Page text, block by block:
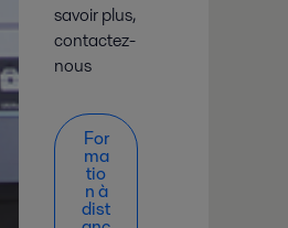
savoir plus,
contactez-
nous
For
ma
tio
n à
dist